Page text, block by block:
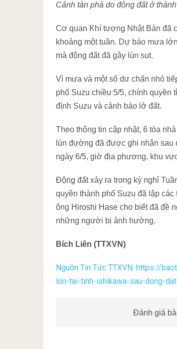
Cảnh tàn phá do động đất ở
Cơ quan Khí tượng Nhật Bản đã
khoảng một tuần. Dự báo mưa
mà động đất đã gây lún sụt.
Vì mưa và một số dư chấn nhỏ
phố Suzu chiều 5/5, chính quyền
đình Suzu và cảnh báo lở đất.
Theo thông tin cập nhật, 6 tòa
lún đường đã được ghi nhận sau
ngày 6/5, giờ địa phương, khu
Động đất xảy ra trong kỳ nghỉ
quyền thành phố Suzu đã lập
ông Hiroshi Hase cho biết đã đề
những người bị ảnh hưởng.
Bích Liên (TTXVN)
Nguồn Tin Tức TTXVN: https://
lon-tai-tinh-ishikawa-sau-dong-
Đánh giá